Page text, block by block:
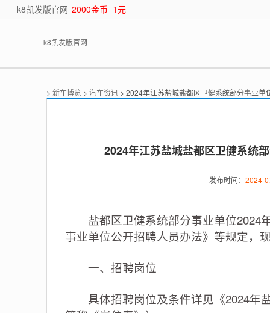
k8凯发版官网 2000金币=1元
k8凯发版官网
> 新车博览 > 汽车资讯 > 2024年江苏盐城盐都区卫健系统部分事业单
2024年江苏盐城盐都区卫健系统
发布时间： 2024-
盐都区卫健系统部分事业单位2024
事业单位公开招聘人员办法》等规定，
一、招聘岗位
具体招聘岗位及条件详见《2024年